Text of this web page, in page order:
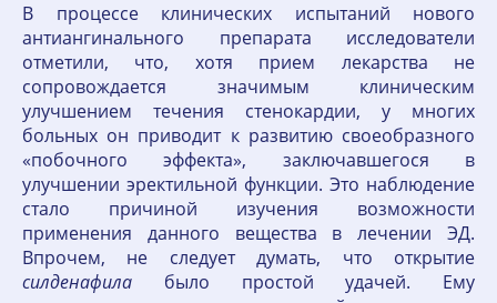
В процессе клинических испытаний нового
антиангинального препарата исследователи
отметили, что, хотя прием лекарства не
сопровождается значимым клиническим
улучшением течения стенокардии, у многих
больных он приводит к развитию своеобразного
«побочного эффекта», заключавшегося в
улучшении эректильной функции. Это наблюдение
стало причиной изучения возможности
применения данного вещества в лечении ЭД.
Впрочем, не следует думать, что открытие
силденафила было простой удачей. Ему